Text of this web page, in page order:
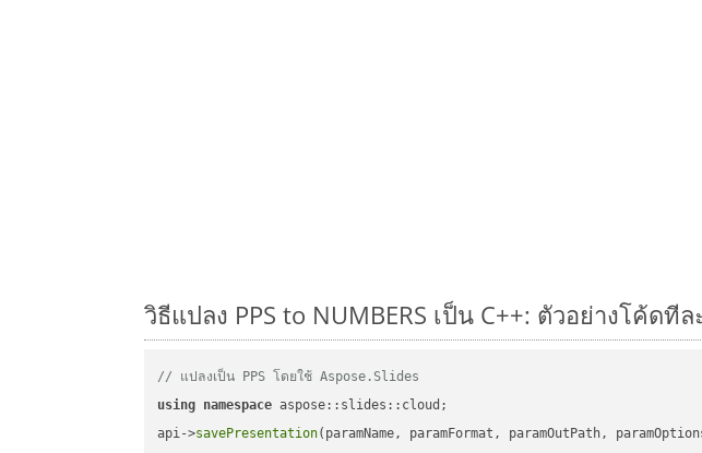
วิธีแปลง PPS to NUMBERS เป็น C++: ตัวอย่างโค้ดที
// แปลงเป็น PPS โดยใช้ Aspose.Slides
using namespace aspose::slides::cloud;
api->savePresentation(paramName, paramFormat, paramOutPath,